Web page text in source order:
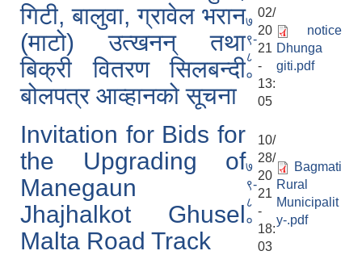
गिटी, बालुवा, ग्रावेल भरान
(माटो) उत्खनन् तथा
बिक्री वितरण सिलबन्दी
बोलपत्र आव्हानको सूचना
७
९-
८
०
02/
20
21
-
13:
05
notice
Dhunga
giti.pdf
Invitation for Bids for
the Upgrading of
Manegaun
Jhajhalkot Ghusel
Malta Road Track
७
९-
८
०
10/
28/
20
21
-
18:
03
Bagmati
Rural
Municipalit
y-.pdf